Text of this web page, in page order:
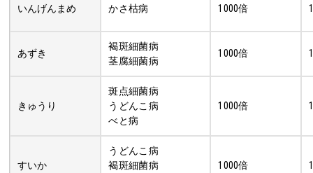
いんげんまめ かさ枯病 1000倍
あずき
褐斑細菌病
茎腐細菌病
1000倍
きゅうり
斑点細菌病
うどんこ病
べと病
1000倍
すいか
うどんこ病
褐斑細菌病
1000倍